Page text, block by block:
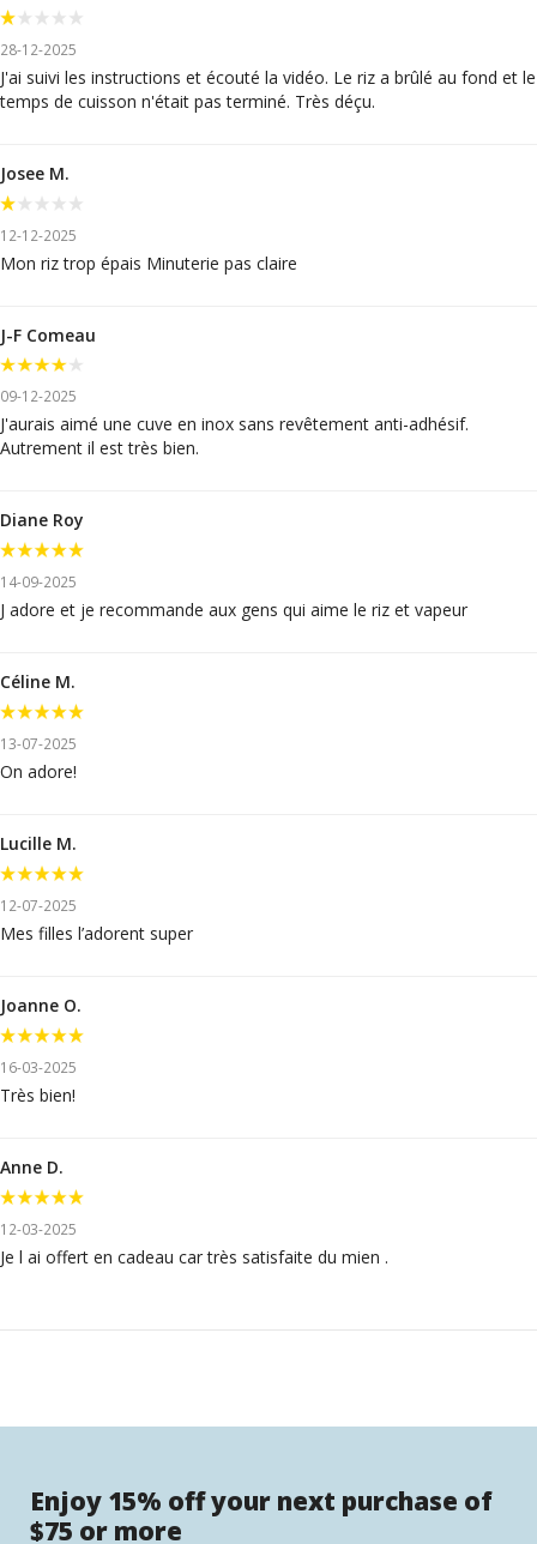
28-12-2025
J'ai suivi les instructions et écouté la vidéo. Le riz a brûlé au fond et le
temps de cuisson n'était pas terminé. Très déçu.
Josee M.
12-12-2025
Mon riz trop épais Minuterie pas claire
J-F Comeau
09-12-2025
J'aurais aimé une cuve en inox sans revêtement anti-adhésif.
Autrement il est très bien.
Diane Roy
14-09-2025
J adore et je recommande aux gens qui aime le riz et vapeur
Céline M.
13-07-2025
On adore!
Lucille M.
12-07-2025
Mes filles l’adorent super
Joanne O.
16-03-2025
Très bien!
Anne D.
12-03-2025
Je l ai offert en cadeau car très satisfaite du mien .
Enjoy 15% off your next purchase of
$75 or more